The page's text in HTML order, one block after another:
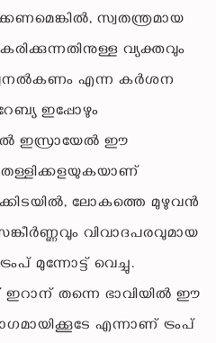
സ്വതന്ത്രമായ
വ്യക്തവും
എന്ന കർശന
ഇപ്പോഴും
ഇസ്രായേൽ ഈ
ലോകത്തെ മുഴുവൻ
വിവാദപരവുമായ
മുന്നോട്ട് വെച്ചു.
ഇറാന് തന്നെ ഭാവിയിൽ ഈ
എന്നാണ് ട്രംപ്